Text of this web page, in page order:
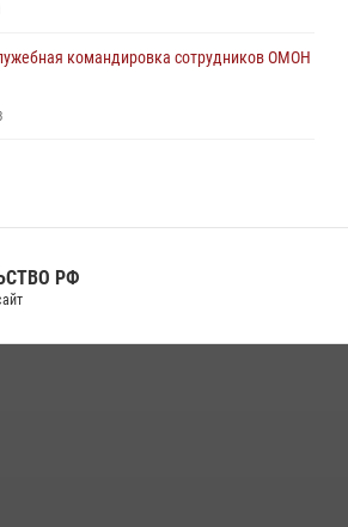
командировка сотрудников ОМОН
к 105-летию Центрального
РФ